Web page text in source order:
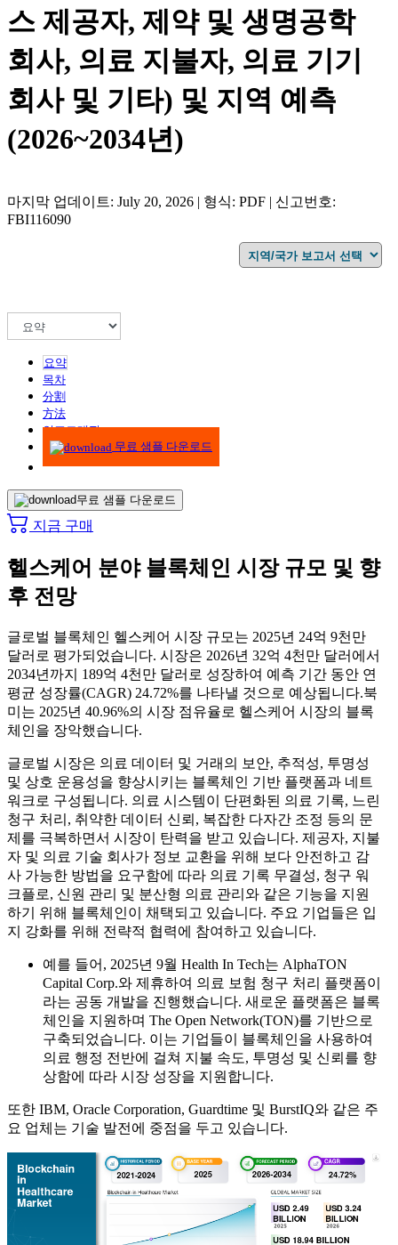
스 제공자, 제약 및 생명공학
회사, 의료 지불자, 의료 기기
회사 및 기타) 및 지역 예측
(2026~2034년)
마지막 업데이트: July 20, 2026 | 형식: PDF | 신고번호:
FBI116090
요약
목차
分割
方法
인포그래픽
무료 샘플 다운로드
무료 샘플 다운로드
지금 구매
헬스케어 분야 블록체인 시장 규모 및 향
후 전망
글로벌 블록체인 헬스케어 시장 규모는 2025년 24억 9천만
달러로 평가되었습니다. 시장은 2026년 32억 4천만 달러에서
2034년까지 189억 4천만 달러로 성장하여 예측 기간 동안 연
평균 성장률(CAGR) 24.72%를 나타낼 것으로 예상됩니다.북
미는 2025년 40.96%의 시장 점유율로 헬스케어 시장의 블록
체인을 장악했습니다.
글로벌 시장은 의료 데이터 및 거래의 보안, 추적성, 투명성
및 상호 운용성을 향상시키는 블록체인 기반 플랫폼과 네트
워크로 구성됩니다. 의료 시스템이 단편화된 의료 기록, 느린
청구 처리, 취약한 데이터 신뢰, 복잡한 다자간 조정 등의 문
제를 극복하면서 시장이 탄력을 받고 있습니다. 제공자, 지불
자 및 의료 기술 회사가 정보 교환을 위해 보다 안전하고 감
사 가능한 방법을 요구함에 따라 의료 기록 무결성, 청구 워
크플로, 신원 관리 및 분산형 의료 관리와 같은 기능을 지원
하기 위해 블록체인이 채택되고 있습니다. 주요 기업들은 입
지 강화를 위해 전략적 협력에 참여하고 있습니다.
예를 들어, 2025년 9월 Health In Tech는 AlphaTON
Capital Corp.와 제휴하여 의료 보험 청구 처리 플랫폼이
라는 공동 개발을 진행했습니다. 새로운 플랫폼은 블록
체인을 지원하며 The Open Network(TON)를 기반으로
구축되었습니다. 이는 기업들이 블록체인을 사용하여
의료 행정 전반에 걸쳐 지불 속도, 투명성 및 신뢰를 향
상함에 따라 시장 성장을 지원합니다.
또한 IBM, Oracle Corporation, Guardtime 및 BurstIQ와 같은 주
요 업체는 기술 발전에 중점을 두고 있습니다.